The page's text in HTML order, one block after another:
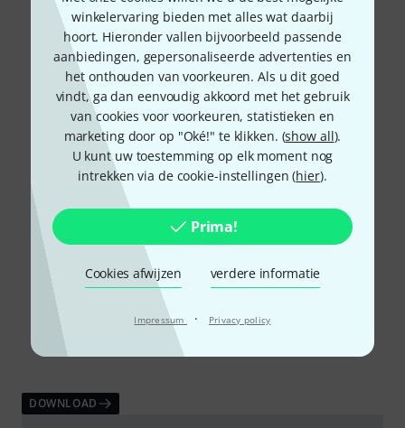
winkelervaring bieden met alles wat daarbij
hoort. Hieronder vallen bijvoorbeeld passende
aanbiedingen, gepersonaliseerde advertenties en
het onthouden van voorkeuren. Als u dit goed
vindt, ga dan eenvoudig akkoord met het gebruik
van cookies voor voorkeuren, statistieken en
marketing door op "Oké!" te klikken. (show all).
U kunt uw toestemming op elk moment nog
intrekken via de cookie-instellingen (hier).
Prima!
Cookies afwijzen verdere informatie
Impressum · Privacy policy
DOWNLOAD